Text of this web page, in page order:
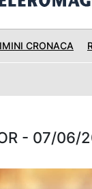
CRONACA
- 07/06/